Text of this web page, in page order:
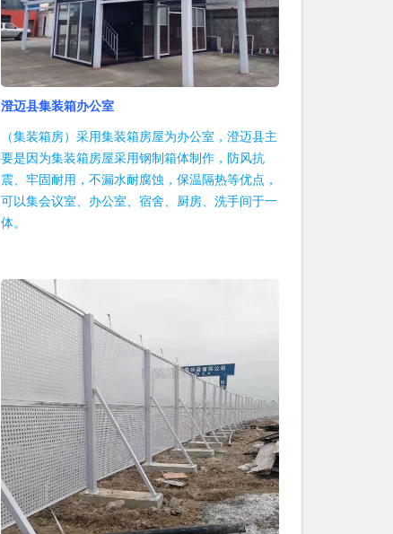
澄迈县集装箱办公室
（集装箱房）采用集装箱房屋为办公室，澄迈县主
要是因为集装箱房屋采用钢制箱体制作，防风抗
震、牢固耐用，不漏水耐腐蚀，保温隔热等优点，
可以集会议室、办公室、宿舍、厨房、洗手间于一
体。